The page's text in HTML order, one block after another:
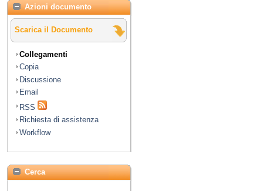
Azioni documento
Scarica il Documento
Collegamenti
Copia
Discussione
Email
RSS
Richiesta di assistenza
Workflow
Cerca